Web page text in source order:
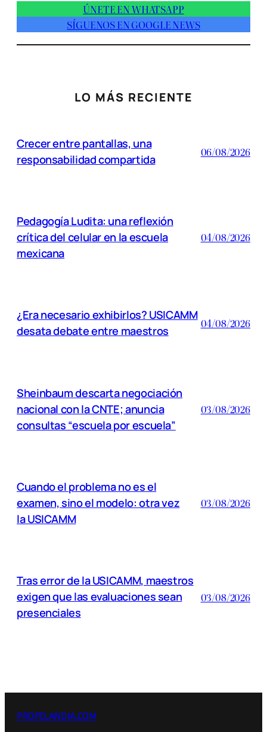
ÚNETE EN WHATSAPP
SÍGUENOS EN GOOGLE NEWS
LO MÁS RECIENTE
Crecer entre pantallas, una
responsabilidad compartida
06/08/2026
Pedagogía Ludita: una reflexión
crítica del celular en la escuela
mexicana
04/08/2026
¿Era necesario exhibirlos? USICAMM
desata debate entre maestros
04/08/2026
Sheinbaum descarta negociación
nacional con la CNTE; anuncia
consultas “escuela por escuela”
03/08/2026
Cuando el problema no es el
examen, sino el modelo: otra vez
la USICAMM
03/08/2026
Tras error de la USICAMM, maestros
exigen que las evaluaciones sean
presenciales
03/08/2026
PROFELANDIA.COM